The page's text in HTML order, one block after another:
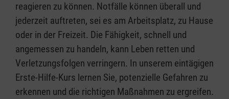
reagieren zu können. Notfälle können überall und
jederzeit auftreten, sei es am Arbeitsplatz, zu Hause
oder in der Freizeit. Die Fähigkeit, schnell und
angemessen zu handeln, kann Leben retten und
Verletzungsfolgen verringern. In unserem eintägigen
Erste-Hilfe-Kurs lernen Sie, potenzielle Gefahren zu
erkennen und die richtigen Maßnahmen zu ergreifen.